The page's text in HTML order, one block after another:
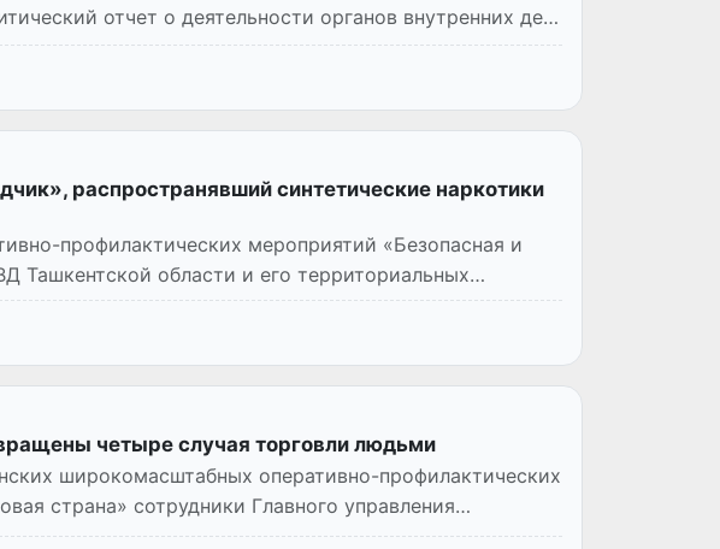
отчет о деятельности органов внутренних дел
распространявший синтетические наркотики
профилактических мероприятий «Безопасная и
Ташкентской области и его территориальных
четыре случая торговли людьми
широкомасштабных оперативно-профилактических
страна» сотрудники Главного управления